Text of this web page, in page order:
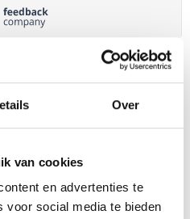
Over
van cookies
en advertenties te
voor social media te bieden
is 60 cm hoog en beschikt
oven beschikt ook over een
andere ook nog pizza,